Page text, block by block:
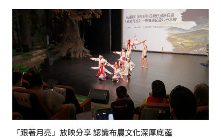
「跟著月亮」放映分享 認識布農文化深厚底蘊